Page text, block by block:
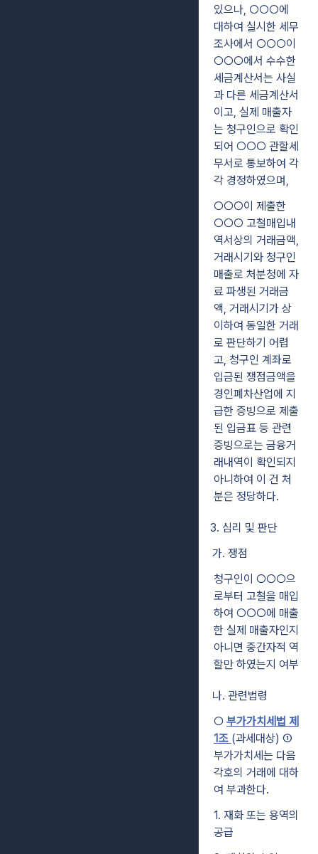
있으나, ○○○에
대하여 실시한 세무
조사에서 ○○○이
○○○에서 수수한
세금계산서는 사실
과 다른 세금계산서
이고, 실제 매출자
는 청구인으로 확인
되어 ○○○ 관할세
무서로 통보하여 각
각 경정하였으며,
○○○이 제출한
○○○ 고철매입내
역서상의 거래금액,
거래시기와 청구인
매출로 처분청에 자
료 파생된 거래금
액, 거래시기가 상
이하여 동일한 거래
로 판단하기 어렵
고, 청구인 계좌로
입금된 쟁점금액을
경인폐차산업에 지
급한 증빙으로 제출
된 입금표 등 관련
증빙으로는 금융거
래내역이 확인되지
아니하여 이 건 처
분은 정당하다.
3. 심리 및 판단
가. 쟁점
청구인이 ○○○으
로부터 고철을 매입
하여 ○○○에 매출
한 실제 매출자인지
아니면 중간자적 역
할만 하였는지 여부
나. 관련법령
○ 부가가치세법 제
1조 (과세대상) ①
부가가치세는 다음
각호의 거래에 대하
여 부과한다.
1. 재화 또는 용역의
공급